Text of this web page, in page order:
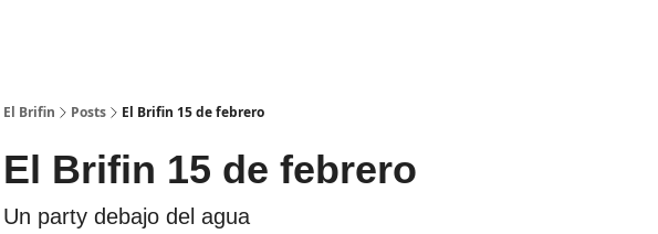
El Brifin Posts El Brifin 15 de febrero
El Brifin 15 de febrero
Un party debajo del agua